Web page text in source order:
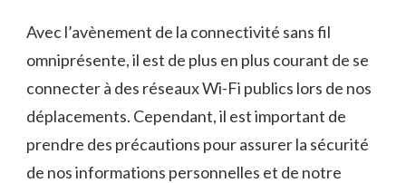
Avec‌ l’avènement⁣ de la connectivité ‍sans fil
omniprésente, il est ‌de plus ​en​ plus courant de ‌se
connecter à des réseaux​ Wi-Fi publics lors de‍ nos
déplacements.‍ Cependant,⁢ il⁣ est ​important‌ de ​
prendre des précautions ⁢pour assurer la sécurité
de nos informations personnelles et de⁣ notre